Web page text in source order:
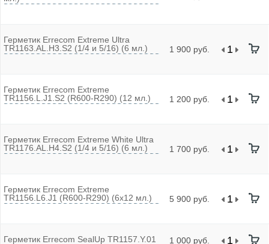
Герметик Errecom Extreme Ultra
TR1163.AL.H3.S2 (1/4 и 5/16) (6 мл.)
1 900 руб.
Герметик Errecom Extreme
TR1156.L.J1.S2 (R600-R290) (12 мл.)
1 200 руб.
Герметик Errecom Extreme White Ultra
TR1176.AL.H4.S2 (1/4 и 5/16) (6 мл.)
1 700 руб.
Герметик Errecom Extreme
TR1156.L6.J1 (R600-R290) (6х12 мл.)
5 900 руб.
Герметик Errecom SealUp TR1157.Y.01 1 000 руб.